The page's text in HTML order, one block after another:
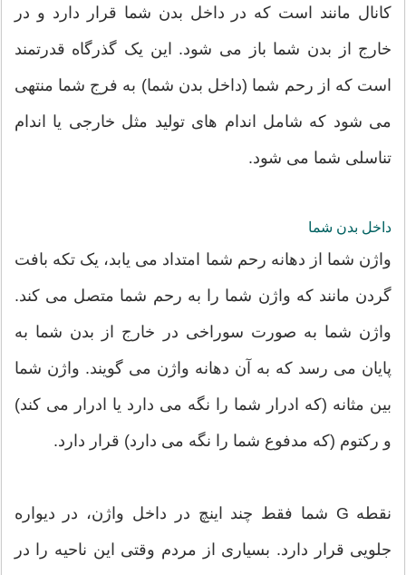
کانال مانند است که در داخل بدن شما قرار دارد و در
خارج از بدن شما باز می شود. این یک گذرگاه قدرتمند
است که از رحم شما (داخل بدن شما) به فرج شما منتهی
می شود که شامل اندام های تولید مثل خارجی یا اندام
تناسلی شما می شود.
داخل بدن شما
واژن شما از دهانه رحم شما امتداد می یابد، یک تکه بافت
گردن مانند که واژن شما را به رحم شما متصل می کند.
واژن شما به صورت سوراخی در خارج از بدن شما به
پایان می رسد که به آن دهانه واژن می گویند. واژن شما
بین مثانه (که ادرار شما را نگه می دارد یا ادرار می کند)
و رکتوم (که مدفوع شما را نگه می دارد) قرار دارد.
نقطه G شما فقط چند اینچ در داخل واژن، در دیواره
جلویی قرار دارد. بسیاری از مردم وقتی این ناحیه را در